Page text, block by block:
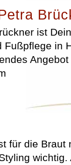
ist
Fußpflege in
für die Braut